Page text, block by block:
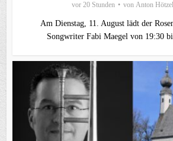
vor 20 Stunden von Anton
Am Dienstag, 11. August lädt der
Songwriter Fabi Maegel von 19:30